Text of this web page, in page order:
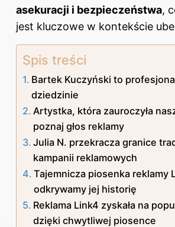
asekuracji i bezpieczeństwa,
jest kluczowe w kontekście
Spis treści
Bartek Kuczyński to
dziedzinie
Artystka, która zauroczyła
poznaj głos reklamy
Julia N. przekracza granice
kampanii reklamowych
Tajemnicza piosenka reklamy
odkrywamy jej historię
Reklama Link4 zyskała na
dzięki chwytliwej piosence